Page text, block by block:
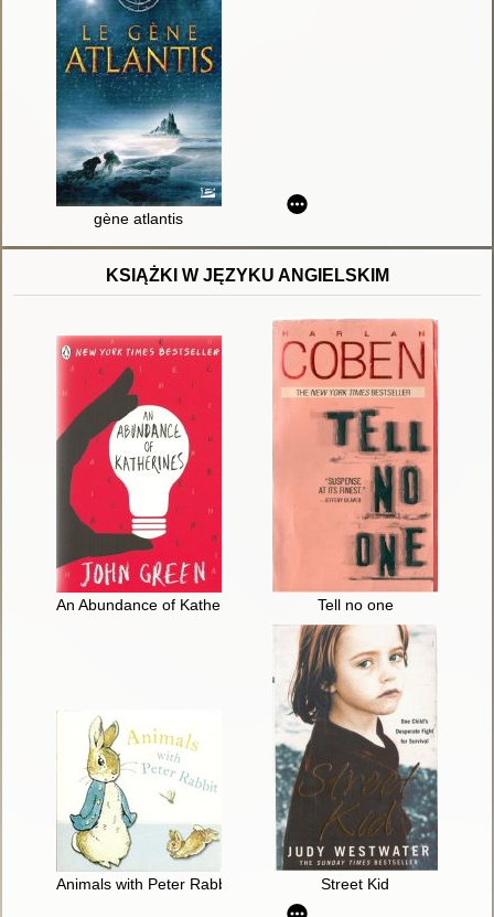
gène atlantis
KSIĄŻKI W JĘZYKU ANGIELSKIM
An Abundance of Katherines Tell no one
Animals with Peter Rabbit Street Kid